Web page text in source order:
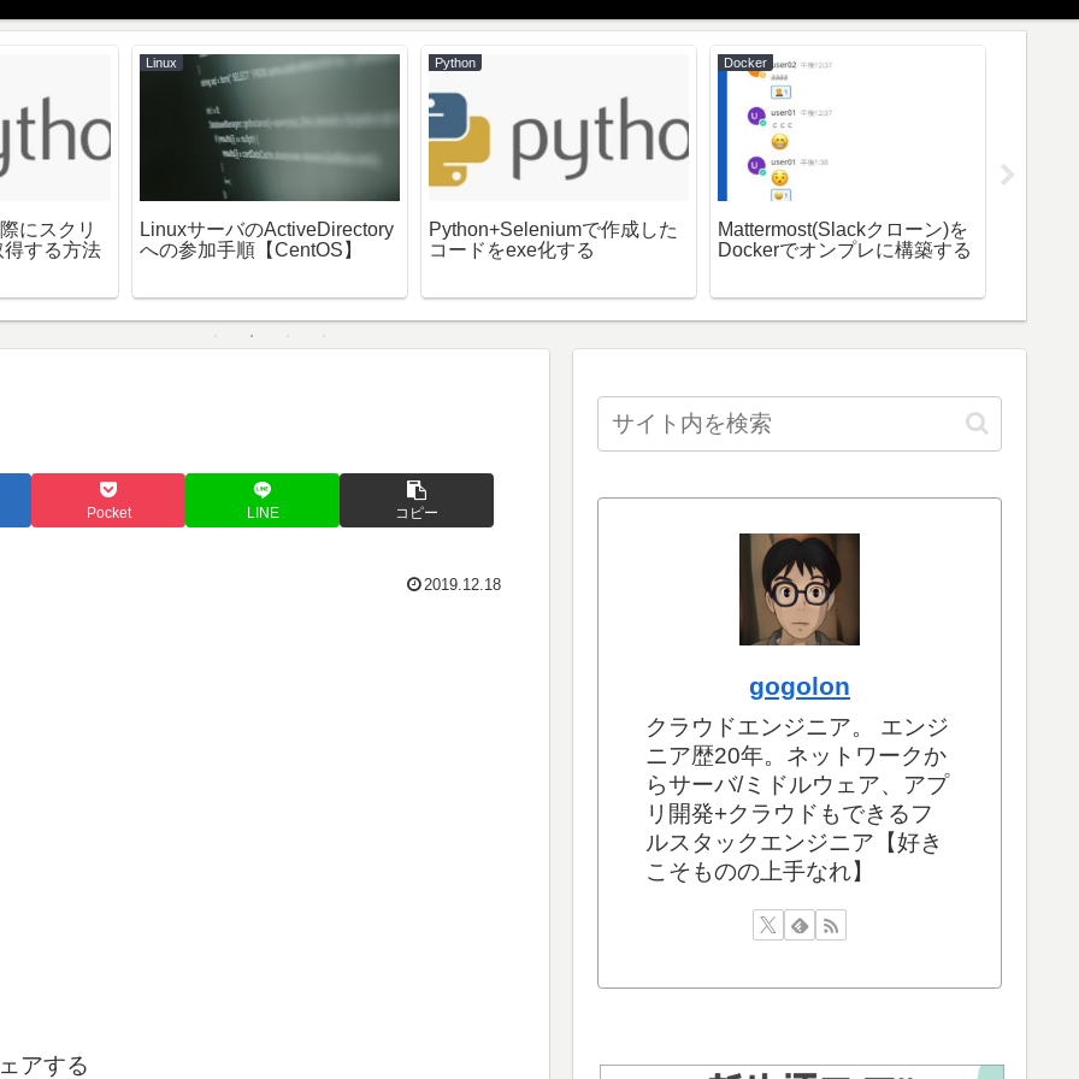
にスクリ
する方法
Linux
LinuxサーバのActiveDirectory
への参加手順【CentOS】
Python
Python+Seleniumで作成した
コードをexe化する
Docker
Mattermost(Slackクローン)を
Dockerでオンプレに構築する
Pocket LINE コピー
2019.12.18
アする
gogolon
クラウドエンジニア。 エンジ
ニア歴20年。ネットワークか
らサーバ/ミドルウェア、アプ
リ開発+クラウドもできるフ
ルスタックエンジニア【好き
こそものの上手なれ】